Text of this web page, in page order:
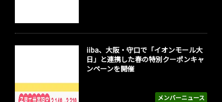
メンバーニュース
iiba、大阪・守口で「イオンモール大
日」と連携した春の特別クーポンキャ
ンペーンを開催